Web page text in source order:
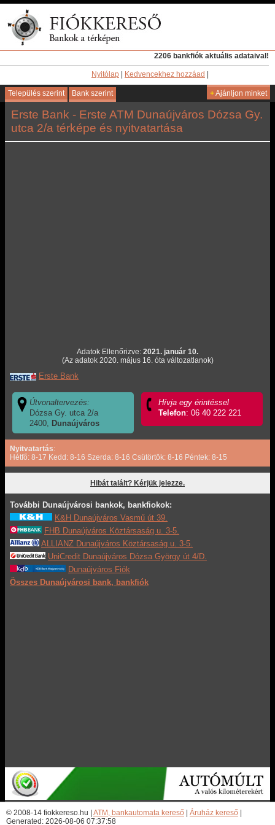
2206 bankfiók aktuális adataival!
Nyitólap Kedvencekhez hozzáad
Település szerint Bank szerint +Ajánljon minket
Erste Bank - Erste ATM Dunaújváros Dózsa Gy.
utca 2/a térképe és nyitvatartása
Adatok Ellenőrizve: 2021. január 10.
(Az adatok 2020. május 16. óta változatlanok)
Erste Bank
Útvonaltervezés:
Dózsa Gy. utca 2/a
2400, Dunaújváros
Hívja egy érintéssel
Telefon: 06 40 222 221
Nyitvatartás:
Hétfő: 8-17 Kedd: 8-16 Szerda: 8-16 Csütörtök: 8-16 Péntek: 8-15
Hibát talált? Kérjük jelezze.
További Dunaújvárosi bankok, bankfiokok:
K&H Dunaújváros Vasmű út 39.
FHB Dunaújváros Köztársaság u. 3-5.
ALLIANZ Dunaújváros Köztársaság u. 3-5.
UniCredit Dunaújváros Dózsa György út 4/D.
Dunaújváros Fiók
Összes Dunaújvárosi bank, bankfiók
© 2008-14 fiokkereso.hu | ATM, bankautomata kereső Áruház kereső
Generated: 2026-08-06 07:37:58